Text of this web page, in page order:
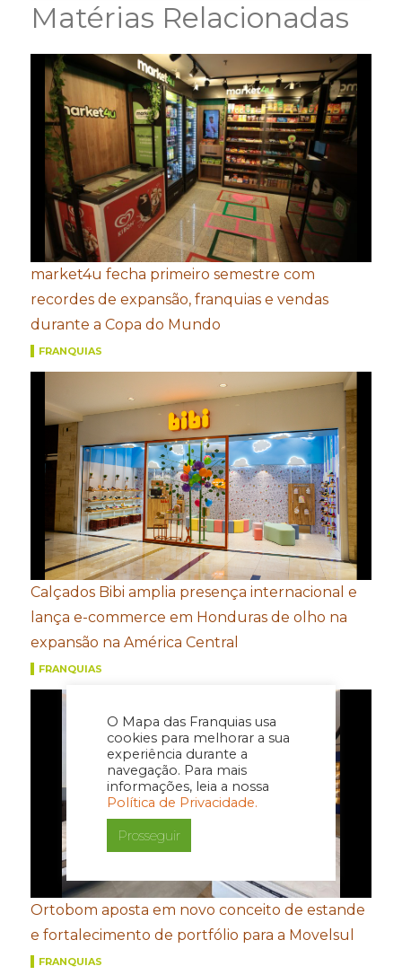
O Mapa das Franquias usa
cookies para melhorar a sua
experiência durante a
navegação. Para mais
informações, leia a nossa
Política de Privacidade.
Prosseguir
Matérias Relacionadas
market4u fecha primeiro semestre com
recordes de expansão, franquias e vendas
durante a Copa do Mundo
FRANQUIAS
Calçados Bibi amplia presença internacional e
lança e-commerce em Honduras de olho na
expansão na América Central
FRANQUIAS
Ortobom aposta em novo conceito de estande
e fortalecimento de portfólio para a Movelsul
FRANQUIAS